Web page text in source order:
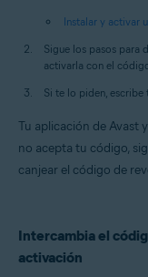
Instalar y activar
Sigue los pasos para
activarla con el
Si te lo piden,
Tu aplicación de Avast
no acepta tu código,
canjear el código de
Intercambia el
activación